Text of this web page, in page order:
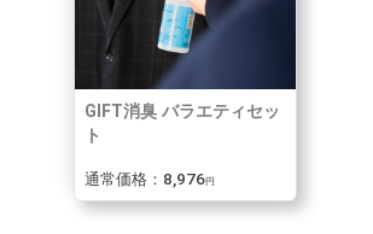
GIFT消臭 バラエティセッ
ト
通常価格：8,976円